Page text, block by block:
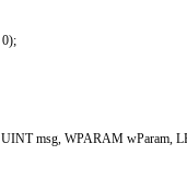
0);
UINTmsg, WPARAM wParam,